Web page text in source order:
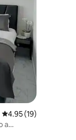
Calificación
4.95 (19)
a